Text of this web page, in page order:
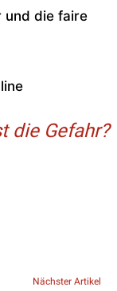
und die faire
die Gefahr?
Nächster Artikel